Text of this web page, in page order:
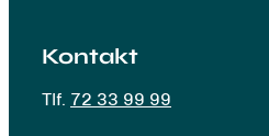
Kontakt
Tlf. 72 33 99 99